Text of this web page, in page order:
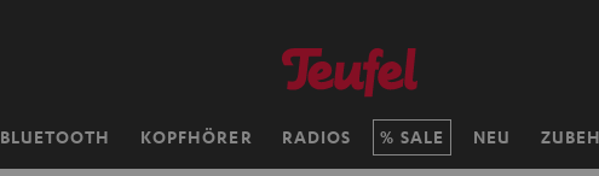
BLUETOOTH KOPFHÖRER RADIOS SALE NEU